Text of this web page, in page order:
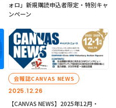
ォロ」新規購読申込者限定・特別キャ
ンペーン
2025.12.26
会報誌CANVAS NEWS
【CANVAS NEWS】2025年12月・